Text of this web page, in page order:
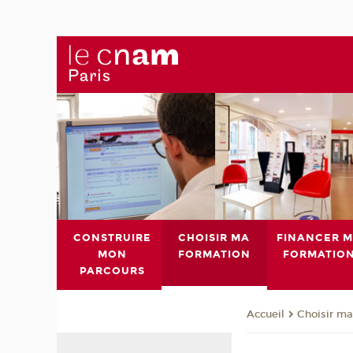
CONSTRUIRE
MON
PARCOURS
CHOISIR MA
FORMATION
FINANCER
Accueil Choisir